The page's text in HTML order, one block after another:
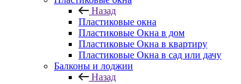
Назад
Пластиковые окна
Пластиковые Окна в дом
Пластиковые Окна в квартиру
Пластиковые Окна в сад или дачу
Балконы и лоджии
Назад